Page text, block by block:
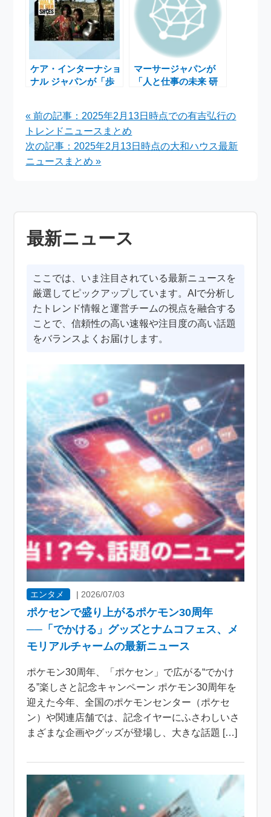
ケア・インターナショ
ナル ジャパンが「歩
上国の女性と女子支援
を目指す
マーサージャパンが
「人と仕事の未来 研
魅力的
« 前の記事：2025年2月13日時点での有吉弘行の
トレンドニュースまとめ
次の記事：2025年2月13日時点の大和ハウス最新
ニュースまとめ »
最新ニュース
ここでは、いま注目されている最新ニュースを
厳選してピックアップしています。AIで分析し
たトレンド情報と運営チームの視点を融合する
ことで、信頼性の高い速報や注目度の高い話題
をバランスよくお届けします。
エンタメ | 2026/07/03
ポケセンで盛り上がるポケモン30周年
──「でかける」グッズとナムコフェス、メ
モリアルチャームの最新ニュース
ポケモン30周年、「ポケセン」で広がる“でかけ
る”楽しさと記念キャンペーン ポケモン30周年を
迎えた今年、全国のポケモンセンター（ポケセ
ン）や関連店舗では、記念イヤーにふさわしいさ
まざまな企画やグッズが登場し、大きな話題 […]